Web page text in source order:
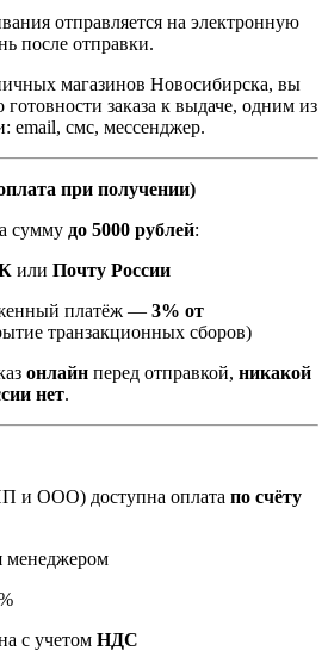
отправляется на электронную
после отправки.
магазинов Новосибирска, вы
заказа к выдаче, одним из
email, смс, мессенджер.
при получении)
сумму до 5000 рублей:
или Почту России
платёж — 3% от
транзакционных сборов)
онлайн перед отправкой, никакой
нет.
и ООО) доступна оплата по счёту
менеджером
с учетом НДС